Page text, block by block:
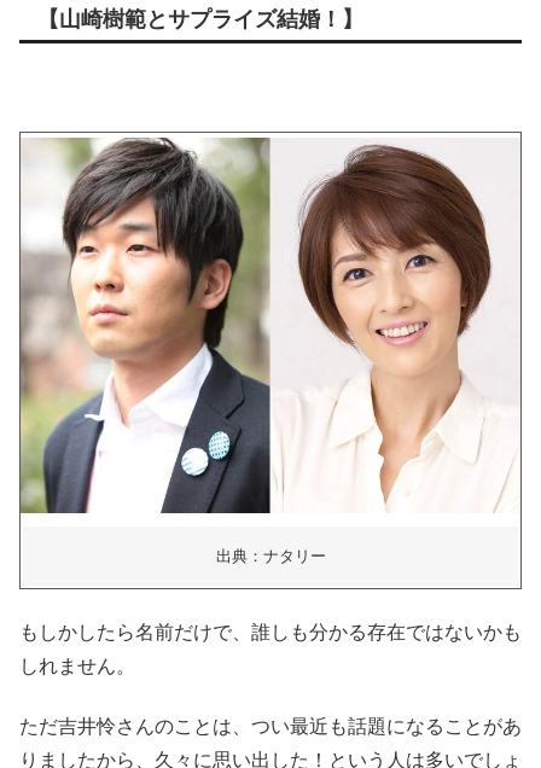
【山崎樹範とサプライズ結婚！】
出典：ナタリー
もしかしたら名前だけで、誰しも分かる存在ではないかも
しれません。
ただ吉井怜さんのことは、つい最近も話題になることがあ
りましたから、久々に思い出した！という人は多いでしょ